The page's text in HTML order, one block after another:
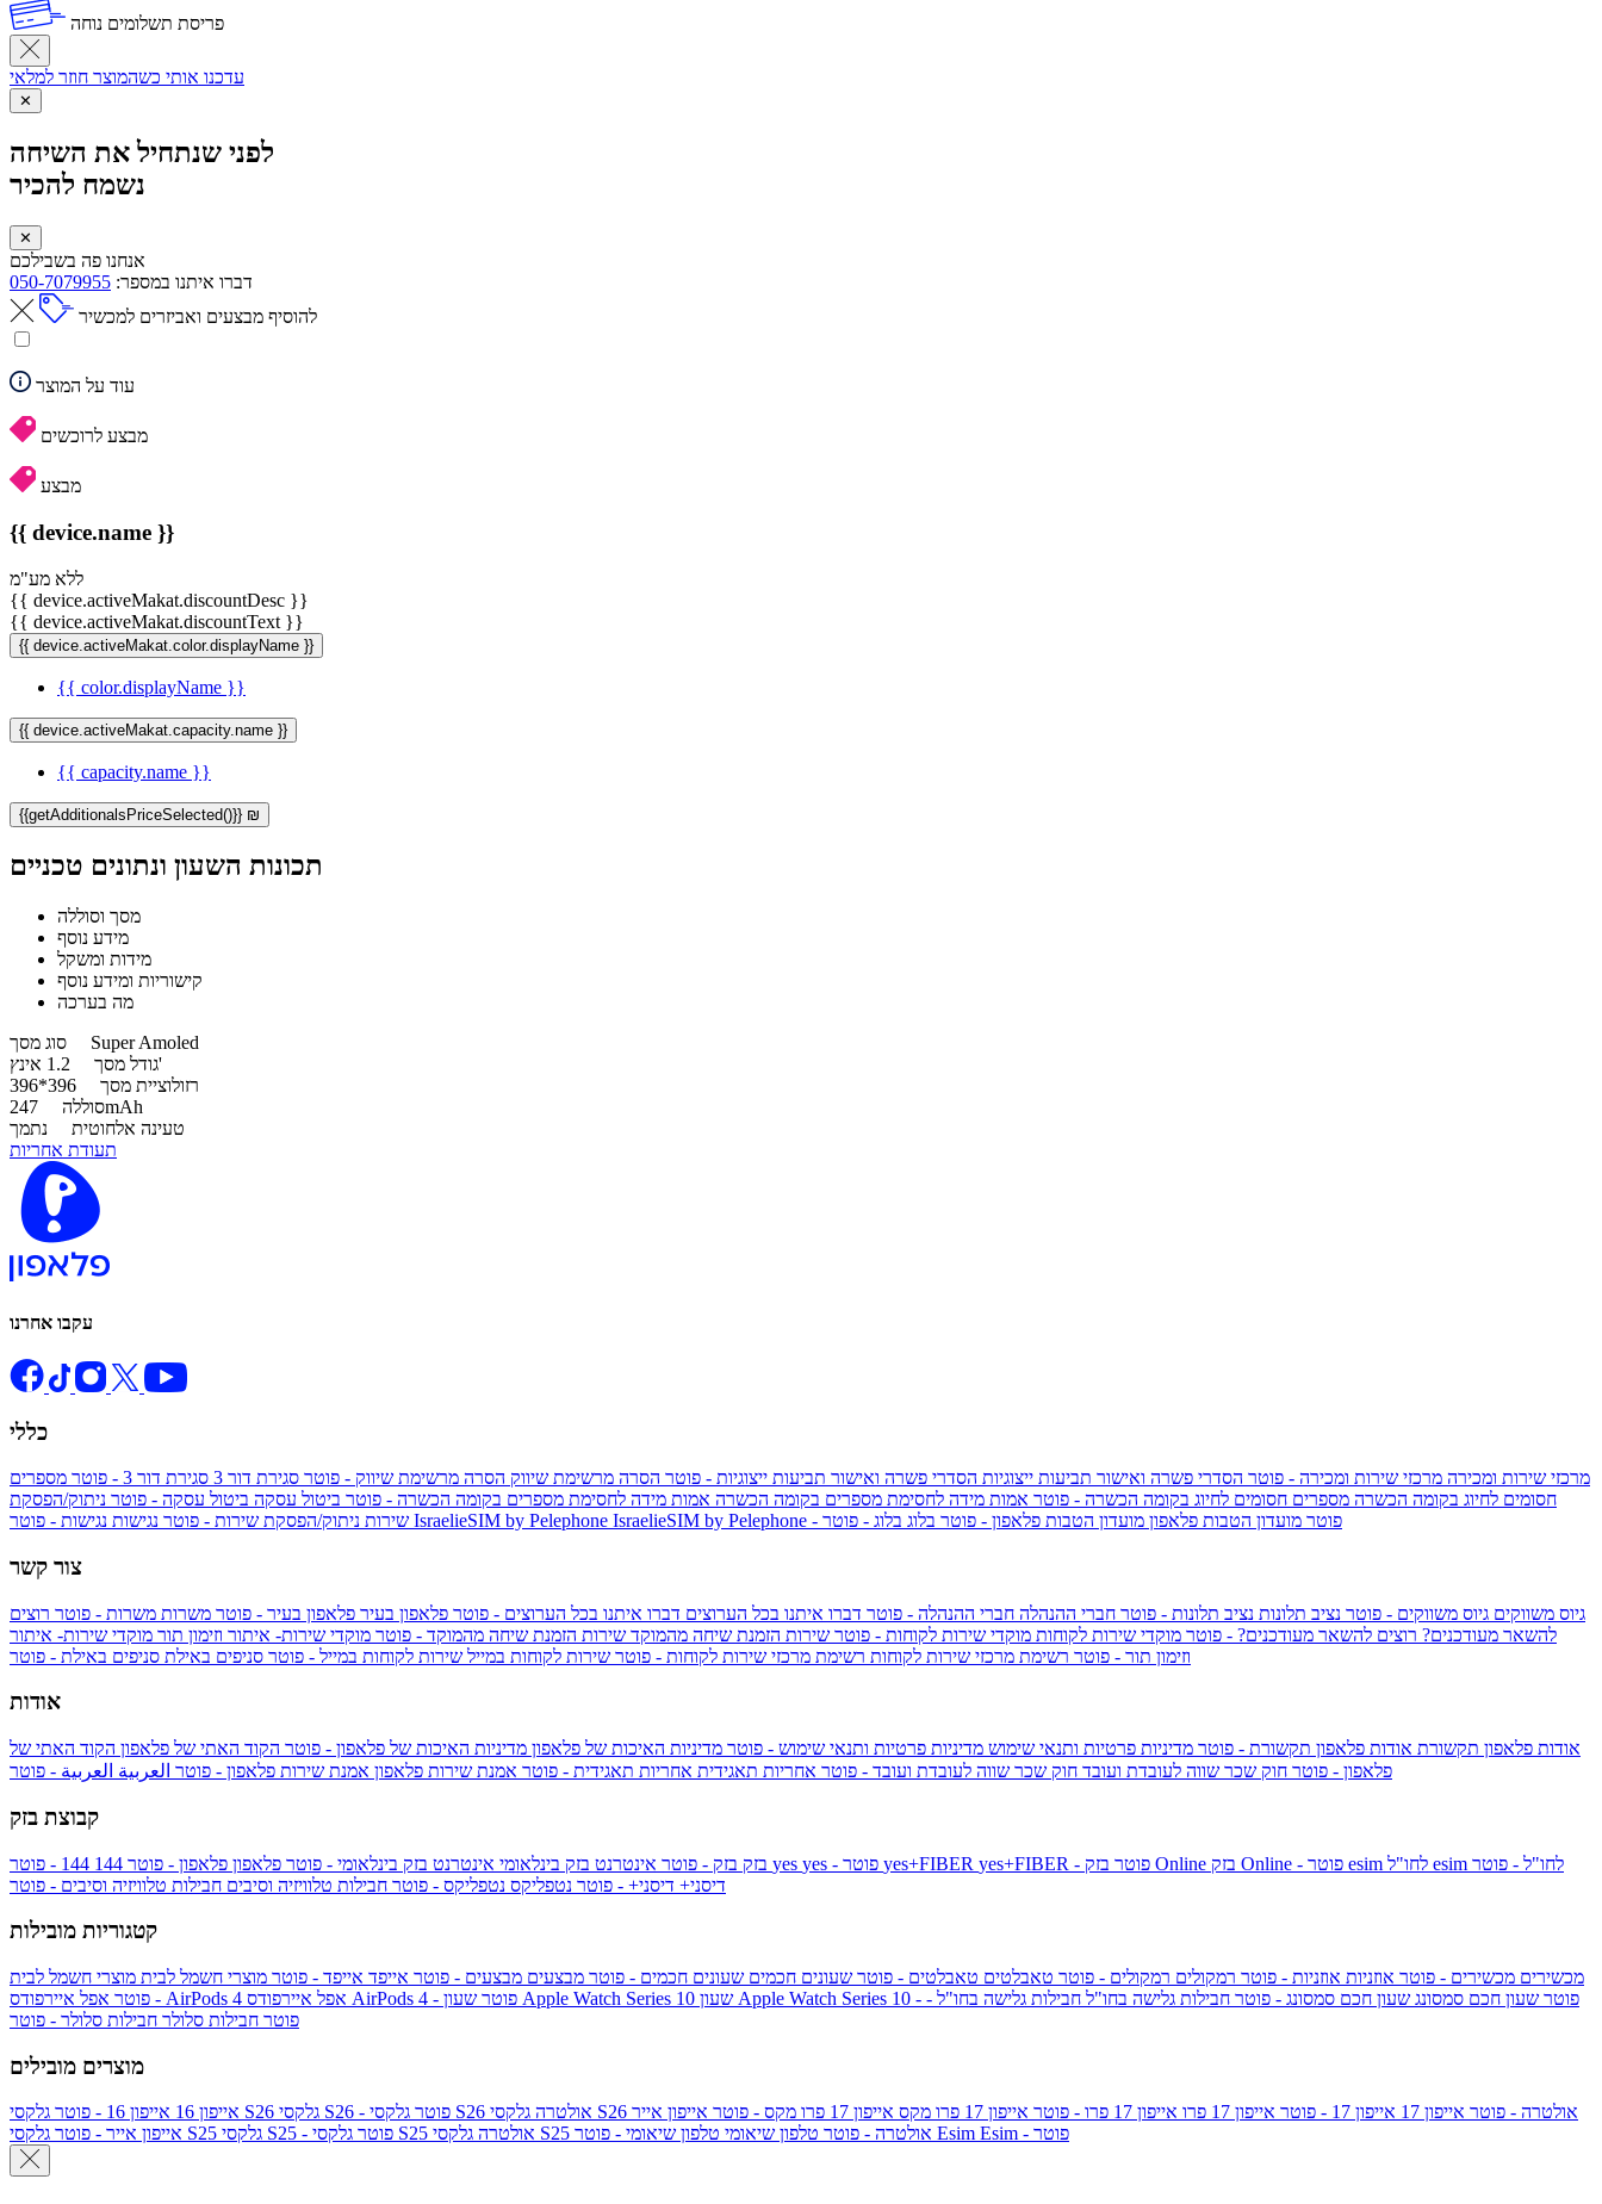
פריסת תשלומים נוחה
עדכנו אותי כשהמוצר חוזר למלאי
✕
לפני שנתחיל את השיחה
נשמח להכיר
✕
אנחנו פה בשבילכם
דברו איתנו במספר: 050-7079955
להוסיף מבצעים ואביזרים למכשיר
עוד על המוצר
מבצע לרוכשים
מבצע
{{ device.name }}
ללא מע"מ
{{ device.activeMakat.discountDesc }}
{{ device.activeMakat.discountText }}
{{ device.activeMakat.color.displayName }}
{{ color.displayName }}
{{ device.activeMakat.capacity.name }}
{{ capacity.name }}
{{getAdditionalsPriceSelected()}} ₪
תכונות השעון ונתונים טכניים
מסך וסוללה
מידע נוסף
מידות ומשקל
קישוריות ומידע נוסף
מה בערכה
סוג מסך Super Amoled
גודל מסך1.2 אינץ'
רזולוציית מסך
סוללה247mAh
טעינה אלחוטית נתמך
תעודת אחריות
עקבו אחרנו
כללי
מרכזי שירות ומכירה מרכזי שירות ומכירה - פוטר הסדרי פשרה ואישור תביעות ייצוגיות הסדרי פשרה ואישור תביעות ייצוגיות - פוטר הסרה מרשימת שיווק הסרה מרשימת שיווק - פוטר סגירת דור 3 סגירת דור 3 - פוטר
מספרים
חסומים לחיוג בקומה הכשרה מספרים חסומים לחיוג בקומה הכשרה - פוטר אמות מידה לחסימת מספרים בקומה הכשרה אמות מידה לחסימת מספרים בקומה הכשרה - פוטר ביטול עסקה ביטול עסקה - פוטר ניתוק/הפסקת
שירות ניתוק/הפסקת שירות - פוטר נגישות IsraelieSIM by Pelephone IsraelieSIM by Pelephone - פוטר מועדון הטבות פלאפון מועדון הטבות פלאפון - פוטר בלוג בלוג - פוטר
צור קשר
גיוס משווקים גיוס משווקים - פוטר נציב תלונות נציב תלונות - פוטר חברי ההנהלה חברי ההנהלה - פוטר דברו איתנו בכל הערוצים דברו איתנו בכל הערוצים - פוטר פלאפון בעיר פלאפון בעיר - פוטר משרות משרות - פוטר רוצים
להשאר מעודכנים? רוצים להשאר מעודכנים? - פוטר מוקדי שירות לקוחות מוקדי שירות לקוחות - פוטר שירות הזמנת שיחה מהמוקד שירות הזמנת שיחה מהמוקד - פוטר מוקדי שירות- איתור וזימון תור מוקדי שירות- איתור
וזימון תור - פוטר רשימת מרכזי שירות לקוחות רשימת מרכזי שירות לקוחות - פוטר שירות לקוחות במייל שירות לקוחות במייל - פוטר סניפים באילת סניפים באילת - פוטר
אודות
אודות פלאפון תקשורת אודות פלאפון תקשורת - פוטר מדיניות פרטיות ותנאי שימוש מדיניות פרטיות ותנאי שימוש - פוטר מדיניות האיכות של פלאפון מדיניות האיכות של פלאפון - פוטר הקוד האתי של פלאפון הקוד האתי של
פלאפון - פוטר חוק שכר שווה לעובדת ועובד חוק שכר שווה לעובדת ועובד - פוטר אחריות תאגידית אחריות תאגידית - פוטר אמנת שירות פלאפון אמנת שירות פלאפון - פוטר العربية العربية - פוטר
קבוצת בזק
בזק בזק - פוטר אינטרנט בזק בינלאומי אינטרנט בזק בינלאומי - פוטר פלאפון פלאפון - פוטר 144 yes yes+FIBER yes+FIBER - פוטר בזק Online
esim לחו"ל - פוטר
דיסני+ דיסני+ - פוטר נטפליקס נטפליקס - פוטר חבילות טלוויזיה וסיבים חבילות טלוויזיה וסיבים - פוטר
קטגוריות מובילות
מכשירים מכשירים - פוטר אוזניות אוזניות - פוטר רמקולים רמקולים - פוטר טאבלטים טאבלטים - פוטר שעונים חכמים שעונים חכמים - פוטר מבצעים מבצעים - פוטר אייפד אייפד - פוטר מוצרי חשמל לבית מוצרי חשמל לבית
- פוטר אפל איירפודס AirPods 4 אפל איירפודס AirPods 4 - פוטר שעון Apple Watch Series 10 שעון Apple Watch Series 10 - פוטר שעון חכם סמסונג שעון חכם סמסונג - פוטר חבילות גלישה בחו"ל חבילות גלישה בחו"ל -
פוטר חבילות סלולר חבילות סלולר - פוטר
מוצרים מובילים
אייפון 16 אייפון 16 - פוטר גלקסי S26 גלקסי S26 - פוטר גלקסי S26 אולטרה גלקסי S26 אולטרה - פוטר אייפון 17 אייפון 17 - פוטר אייפון 17 פרו אייפון 17 פרו - פוטר אייפון 17 פרו מקס אייפון 17 פרו מקס - פוטר
אייפון אייר
אייפון אייר - פוטר גלקסי S25 גלקסי S25 - פוטר גלקסי S25 אולטרה גלקסי S25 אולטרה - פוטר טלפון שיאומי Esim Esim - פוטר